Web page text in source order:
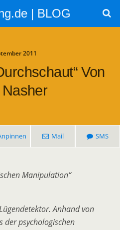
| BLOG
2011
Von
Mail SMS
Manipulation“
Anhand von
der psychologischen